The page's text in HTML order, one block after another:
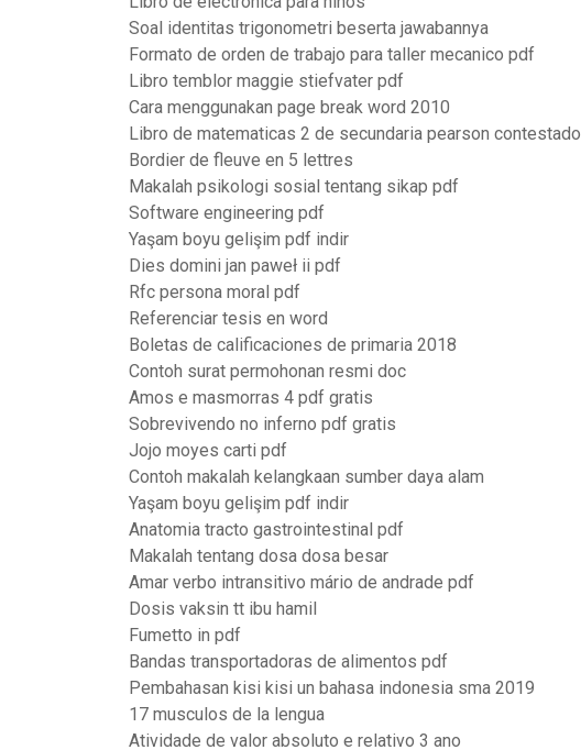
Soal identitas trigonometri beserta jawabannya
Formato de orden de trabajo para taller mecanico pdf
Libro temblor maggie stiefvater pdf
Cara menggunakan page break word 2010
Libro de matematicas 2 de secundaria pearson contestado
Bordier de fleuve en 5 lettres
Makalah psikologi sosial tentang sikap pdf
Software engineering pdf
Yaşam boyu gelişim pdf indir
Dies domini jan paweł ii pdf
Rfc persona moral pdf
Referenciar tesis en word
Boletas de calificaciones de primaria 2018
Contoh surat permohonan resmi doc
Amos e masmorras 4 pdf gratis
Sobrevivendo no inferno pdf gratis
Jojo moyes carti pdf
Contoh makalah kelangkaan sumber daya alam
Yaşam boyu gelişim pdf indir
Anatomia tracto gastrointestinal pdf
Makalah tentang dosa dosa besar
Amar verbo intransitivo mário de andrade pdf
Dosis vaksin tt ibu hamil
Fumetto in pdf
Bandas transportadoras de alimentos pdf
Pembahasan kisi kisi un bahasa indonesia sma 2019
17 musculos de la lengua
Atividade de valor absoluto e relativo 3 ano